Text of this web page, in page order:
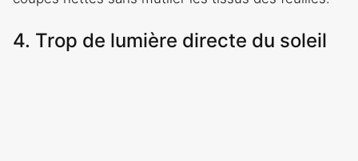
4. Trop de lumière directe du soleil